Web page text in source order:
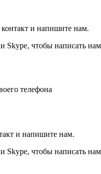
и напишите нам.
чтобы написать
телефона
и напишите нам.
чтобы написать